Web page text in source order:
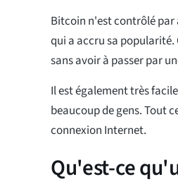
Bitcoin n'est contrôlé
qui a accru sa
sans avoir à passer par
Il est également très
beaucoup de gens. Tout
connexion Internet.
Qu'est-ce